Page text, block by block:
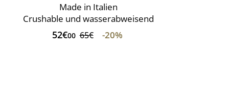
Made in Italien
Crushable und wasserabweisend
52€00 65€ -20%